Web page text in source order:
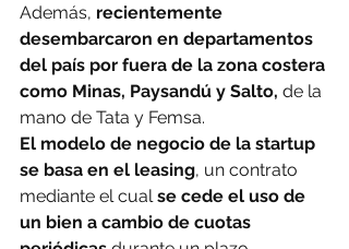
Además, recientemente
desembarcaron en departamentos
del país por fuera de la zona costera
como Minas, Paysandú y Salto, de la
mano de Tata y Femsa.
El modelo de negocio de la startup
se basa en el leasing, un contrato
mediante el cual se cede el uso de
un bien a cambio de cuotas